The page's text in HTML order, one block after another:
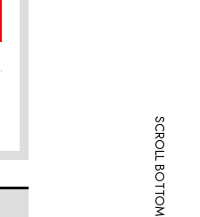
SCROLL BOTTOM